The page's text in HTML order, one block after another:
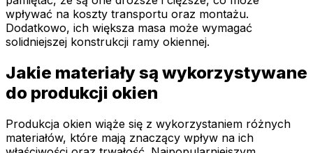
wpływać na koszty transportu oraz montażu.
Dodatkowo, ich większa masa może wymagać
solidniejszej konstrukcji ramy okiennej.
Jakie materiały są wykorzystywane
do produkcji okien
Produkcja okien wiąże się z wykorzystaniem różnych
materiałów, które mają znaczący wpływ na ich